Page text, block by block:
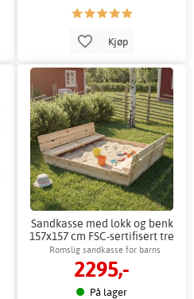
Kjøp
Sandkasse med lokk og benk
157x157 cm FSC-sertifisert tre
Romslig sandkasse for barns
utendørslek
2295,-
På lager